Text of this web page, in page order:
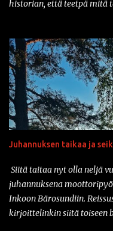
historian, että teetpä mitä
parin vuoden sisään
kokonaan kaljatölkin
Natsikypärä on ollut
varsin tyypillinen päähine
Suomessa sotilaspotassa
luvallista kypärien
saatavilla korjausta:
valmistaa nimittäin
päivänähän myös DOT
kyseinen...
Juhannuksen taikaa ja
Siitä taitaa nyt olla neljä
juhannuksena
Inkoon Bärosundiin.
kirjoittelinkin siitä toiseen